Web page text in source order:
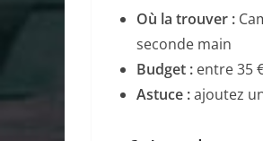
Où la trouver :
seconde main
Budget : entre 35
Astuce :ajoutez